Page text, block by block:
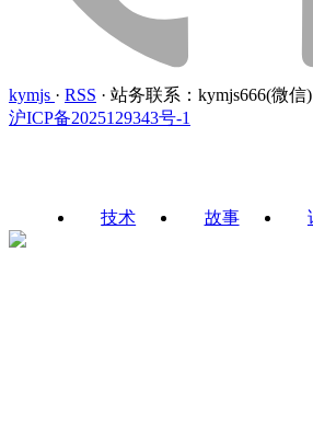
kymjs · RSS · 站务联系：kymjs666(微信)
沪ICP备2025129343号-1
技术 故事